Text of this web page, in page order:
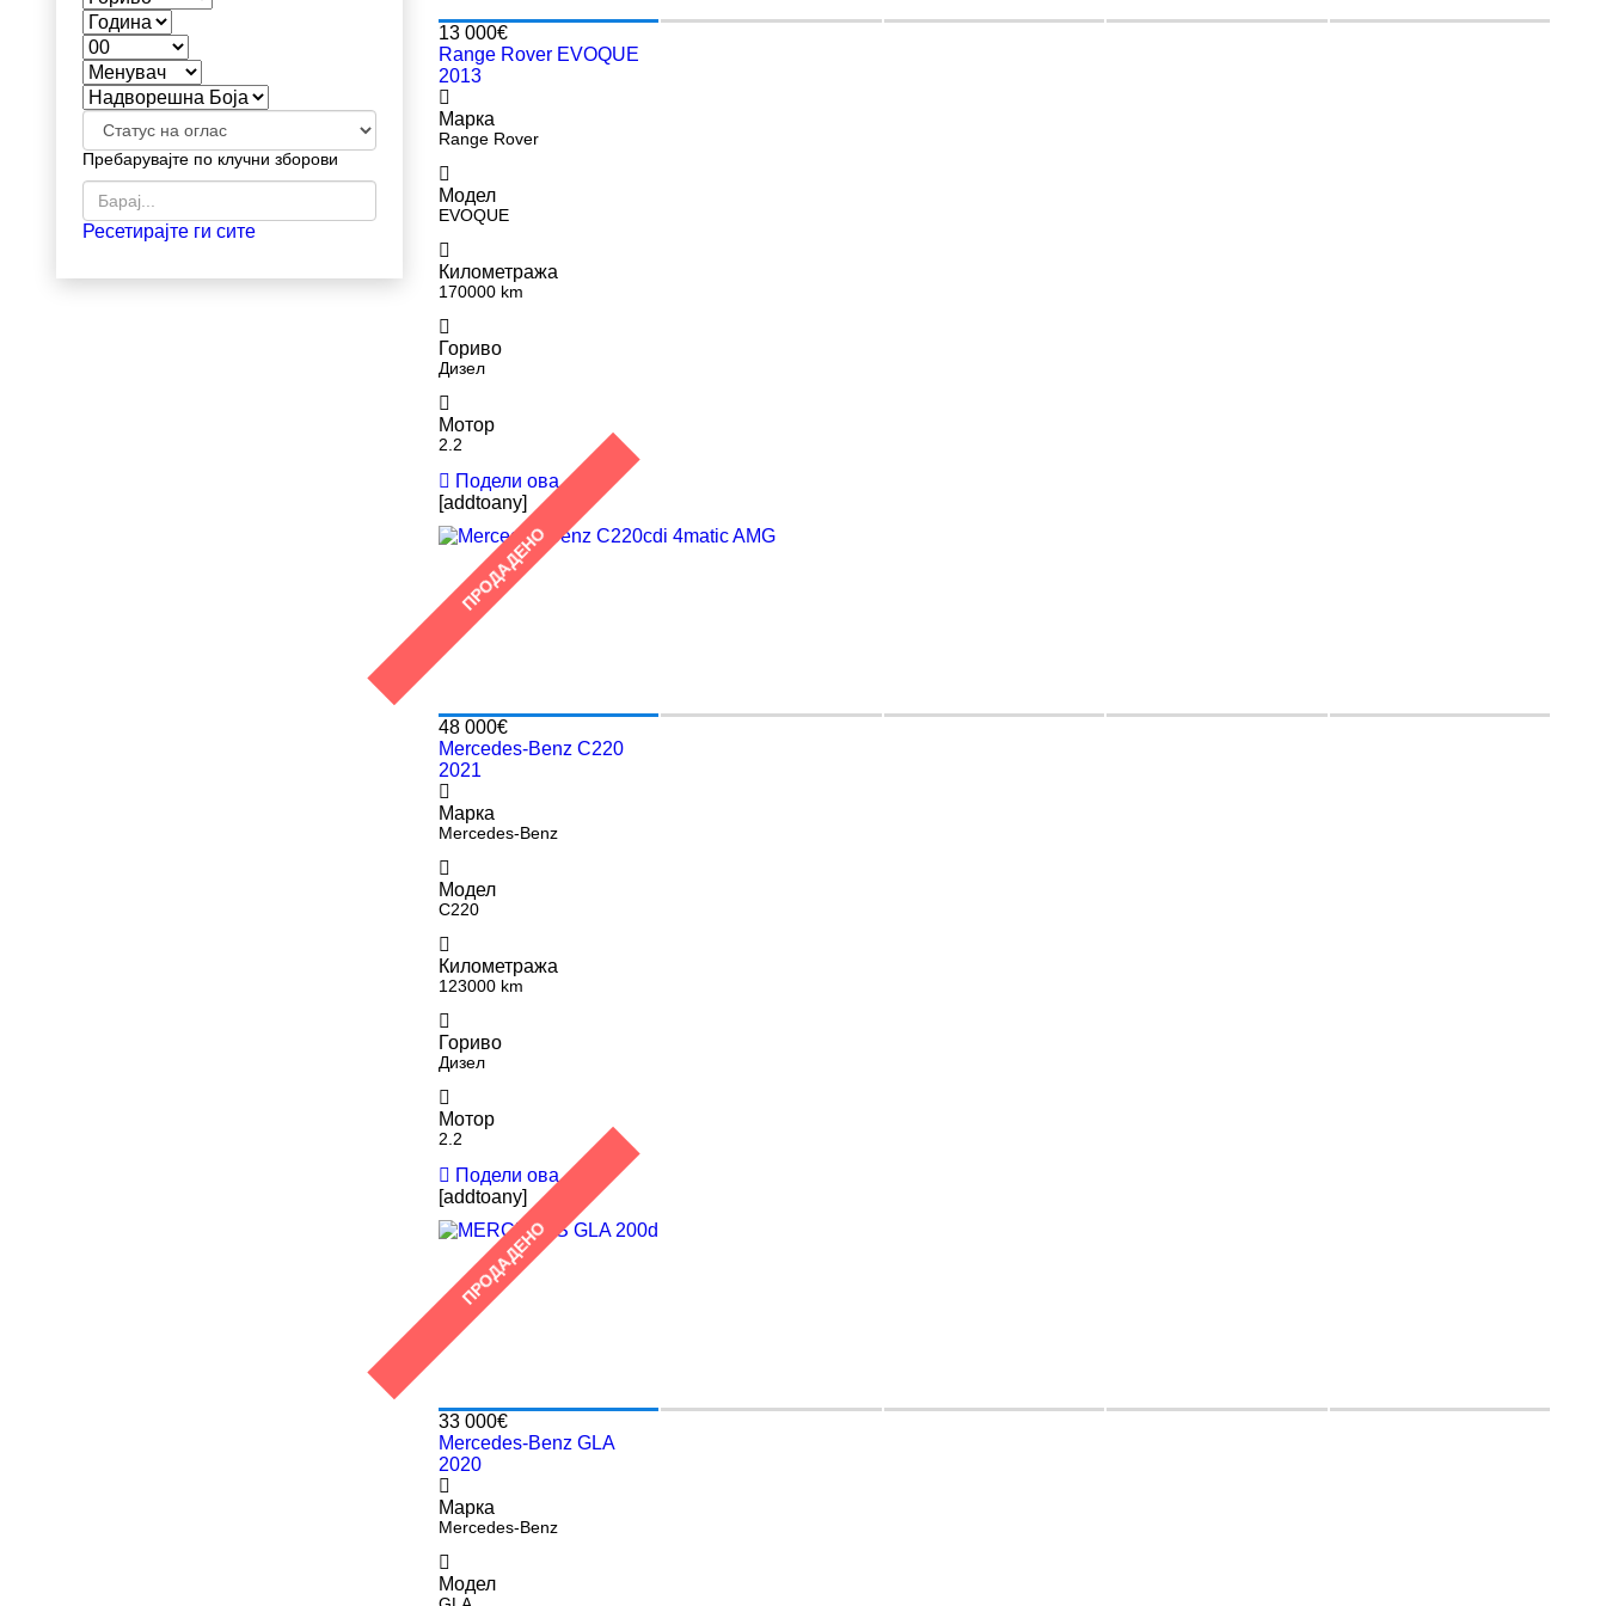
Пребарувајте по клучни зборови
Ресетирајте ги сите
13 000€
Range Rover EVOQUE
2013
Марка
Range Rover
Модел
EVOQUE
Километража
170000 km
Гориво
Дизел
Мотор
2.2
Подели ова
[addtoany]
ПРОДАДЕНО
48 000€
Mercedes-Benz C220
2021
Марка
Mercedes-Benz
Модел
C220
Километража
123000 km
Гориво
Дизел
Мотор
2.2
Подели ова
[addtoany]
ПРОДАДЕНО
33 000€
Mercedes-Benz GLA
2020
Марка
Mercedes-Benz
Модел